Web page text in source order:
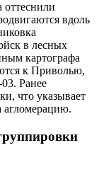
оттеснили
вдоль
в лесных
картографа
к Приволью,
Ранее
что указывает
агломерацию.